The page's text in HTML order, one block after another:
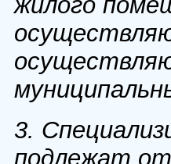
3.
подлежат